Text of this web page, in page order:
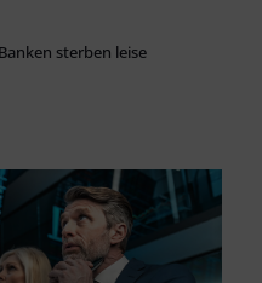
sterben leise